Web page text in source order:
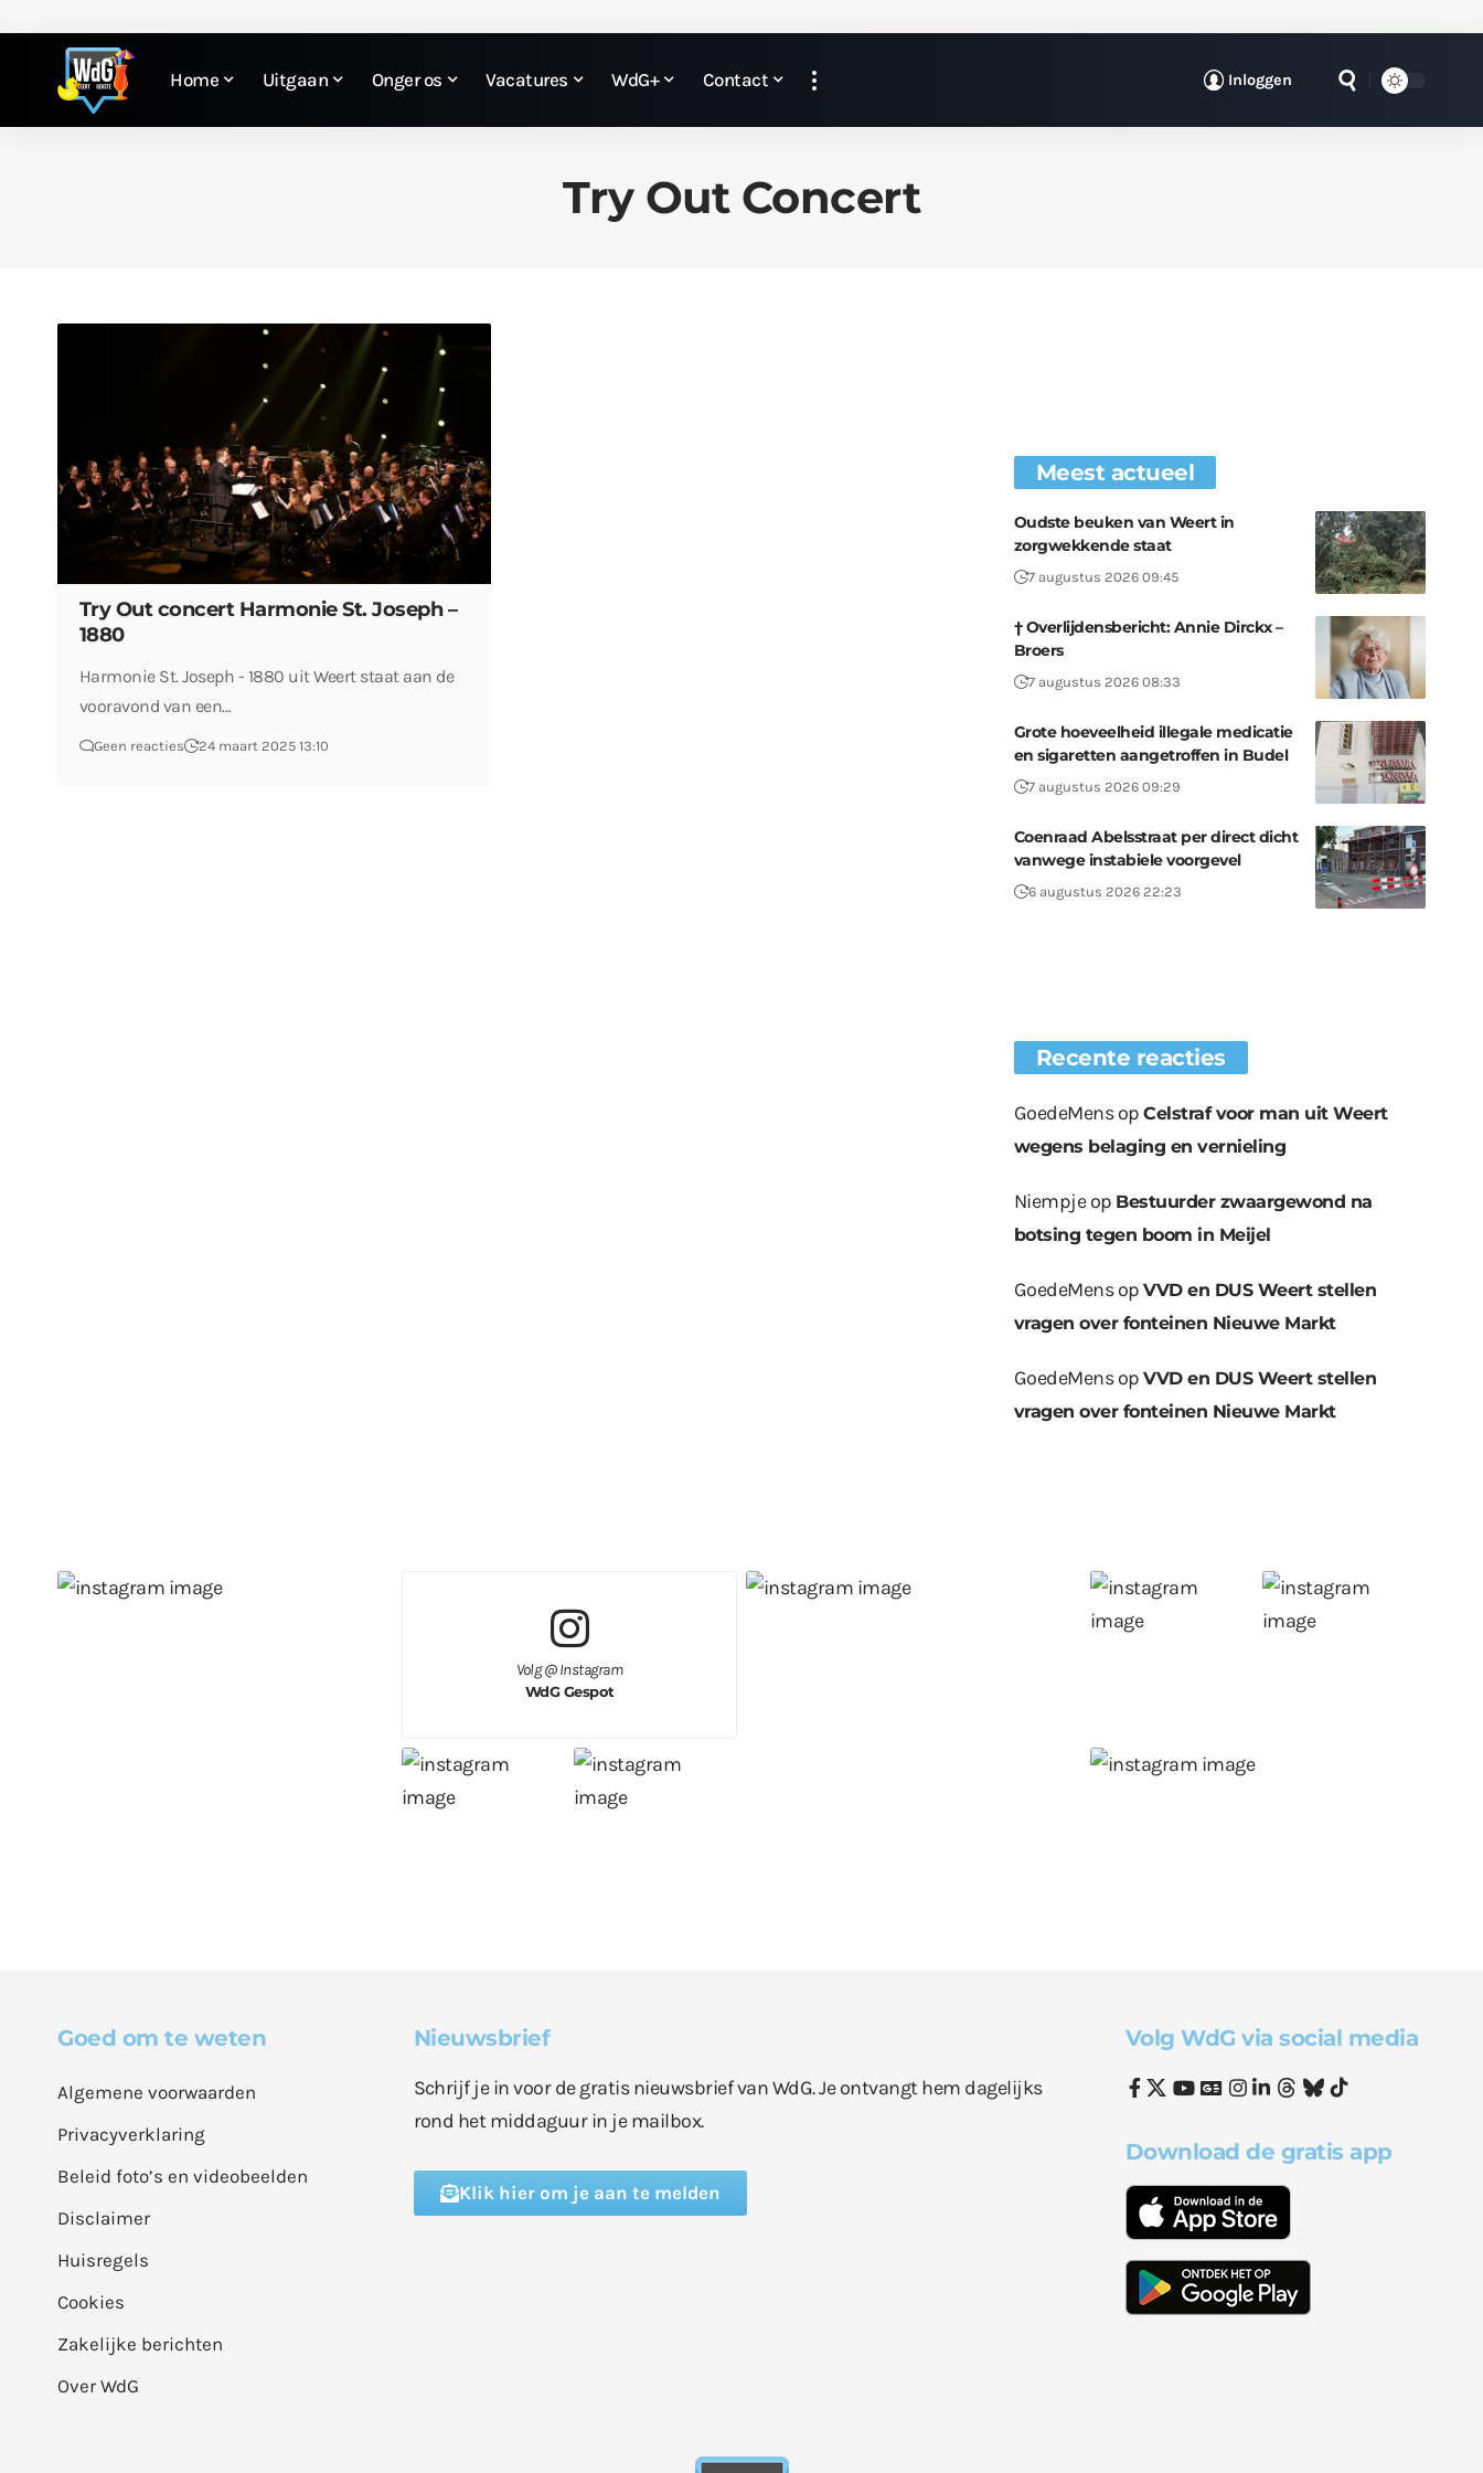
Home Uitgaan Onger os Vacatures WdG+ Contact Inloggen
Try Out Concert
Try Out concert Harmonie St. Joseph –
1880
Harmonie St. Joseph - 1880 uit Weert staat aan de
vooravond van een…
Geen reacties 24 maart 2025 13:10
Meest actueel
Oudste beuken van Weert in
zorgwekkende staat
7 augustus 2026 09:45
† Overlijdensbericht: Annie Dirckx –
Broers
7 augustus 2026 08:33
Grote hoeveelheid illegale medicatie
en sigaretten aangetroffen in Budel
7 augustus 2026 09:29
Coenraad Abelsstraat per direct dicht
vanwege instabiele voorgevel
6 augustus 2026 22:23
Recente reacties
GoedeMensopCelstraf voor man uit Weert
wegens belaging en vernieling
Niempjeop Bestuurder zwaargewond na
botsing tegen boom in Meijel
GoedeMensopVVD en DUS Weert stellen
vragen over fonteinen Nieuwe Markt
GoedeMensopVVD en DUS Weert stellen
vragen over fonteinen Nieuwe Markt
Volg @ Instagram
WdG Gespot
Goed om te weten
Algemene voorwaarden
Privacyverklaring
Beleid foto’s en videobeelden
Disclaimer
Huisregels
Cookies
Zakelijke berichten
Over WdG
Nieuwsbrief
Schrijf je in voor de gratis nieuwsbrief van WdG. Je ontvangt hem dagelijks
rond het middaguur in je mailbox.
Klik hier om je aan te melden
Volg WdG via social media
Download de gratis app